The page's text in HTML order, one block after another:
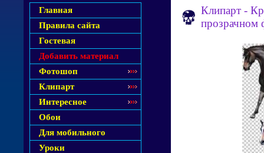
Главная
Правила сайта
Гостевая
Добавить материал
Фотошоп
Клипарт
Интересное
Обои
Для мобильного
Уроки
Клипарт -
прозрачном